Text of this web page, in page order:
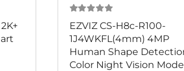
EZVIZ CS-H8c-R100-
1J4WKFL(4mm) 4MP
Human Shape
Color Night Vision